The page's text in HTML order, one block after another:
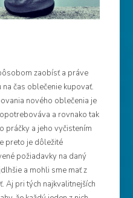
zaobísť a práve
čas oblečenie kupovať.
nového oblečenia je
a rovnako tak
práčky a jeho vyčistením
preto je dôležité
požiadavky na daný
a mohli sme mať z
Aj pri tých najkvalitnejších